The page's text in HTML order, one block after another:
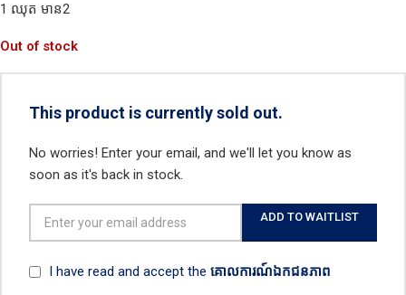
1 ឈុត មាន2
Out of stock
This product is currently sold out.
No worries! Enter your email, and we'll let you know as
soon as it's back in stock.
ADD TO WAITLIST
I have read and accept the គោលការណ៍ឯកជនភាព